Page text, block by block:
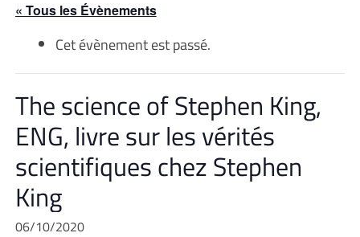
« Tous les Évènements
Cet évènement est passé.
The science of Stephen King,
ENG, livre sur les vérités
scientifiques chez Stephen
King
06/10/2020